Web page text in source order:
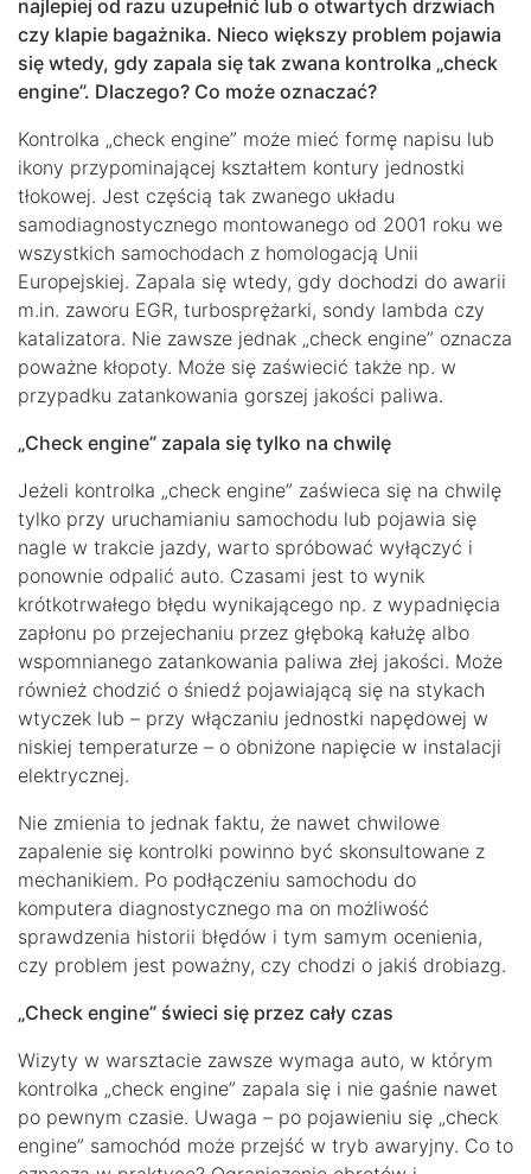
najlepiej od razu uzupełnić lub o otwartych drzwiach
czy klapie bagażnika. Nieco większy problem pojawia
się wtedy, gdy zapala się tak zwana kontrolka „check
engine”. Dlaczego? Co może oznaczać?
Kontrolka „check engine” może mieć formę napisu lub
ikony przypominającej kształtem kontury jednostki
tłokowej. Jest częścią tak zwanego układu
samodiagnostycznego montowanego od 2001 roku we
wszystkich samochodach z homologacją Unii
Europejskiej. Zapala się wtedy, gdy dochodzi do awarii
m.in. zaworu EGR, turbosprężarki, sondy lambda czy
katalizatora. Nie zawsze jednak „check engine” oznacza
poważne kłopoty. Może się zaświecić także np. w
przypadku zatankowania gorszej jakości paliwa.
„Check engine” zapala się tylko na chwilę
Jeżeli kontrolka „check engine” zaświeca się na chwilę
tylko przy uruchamianiu samochodu lub pojawia się
nagle w trakcie jazdy, warto spróbować wyłączyć i
ponownie odpalić auto. Czasami jest to wynik
krótkotrwałego błędu wynikającego np. z wypadnięcia
zapłonu po przejechaniu przez głęboką kałużę albo
wspomnianego zatankowania paliwa złej jakości. Może
również chodzić o śniedź pojawiającą się na stykach
wtyczek lub – przy włączaniu jednostki napędowej w
niskiej temperaturze – o obniżone napięcie w instalacji
elektrycznej.
Nie zmienia to jednak faktu, że nawet chwilowe
zapalenie się kontrolki powinno być skonsultowane z
mechanikiem. Po podłączeniu samochodu do
komputera diagnostycznego ma on możliwość
sprawdzenia historii błędów i tym samym ocenienia,
czy problem jest poważny, czy chodzi o jakiś drobiazg.
„Check engine” świeci się przez cały czas
Wizyty w warsztacie zawsze wymaga auto, w którym
kontrolka „check engine” zapala się i nie gaśnie nawet
po pewnym czasie. Uwaga – po pojawieniu się „check
engine” samochód może przejść w tryb awaryjny. Co to